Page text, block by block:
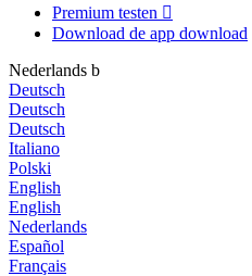
Premium testen 
Download de app download
Nederlands b
Deutsch
Deutsch
Deutsch
Italiano
Polski
English
English
Nederlands
Español
Français